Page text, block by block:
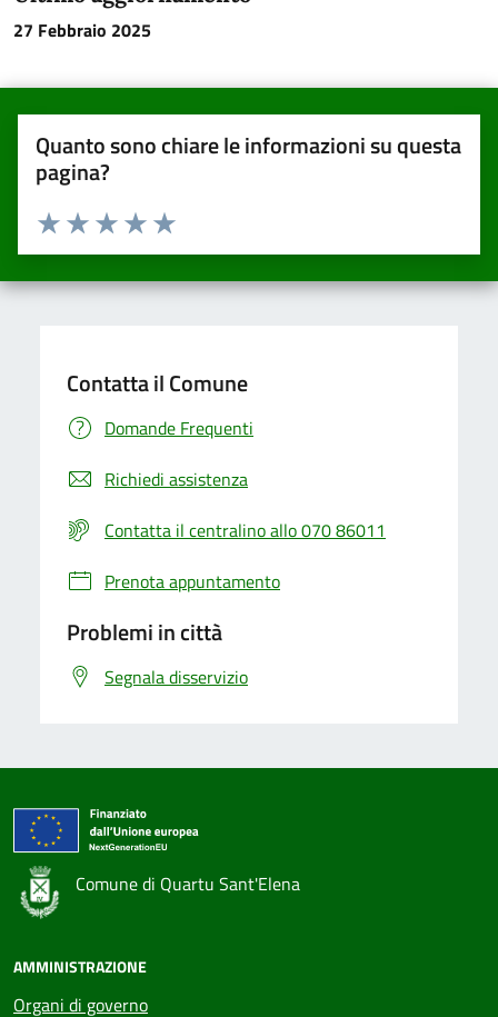
27 Febbraio 2025
Quanto sono chiare le informazioni su questa
pagina?
Valuta da 1 a 5 stelle la pagina
Valuta 5 stelle su 5
Valuta 4 stelle su 5
Valuta 3 stelle su 5
Valuta 2 stelle su 5
Valuta una stella su 5
Contatta il Comune
Domande Frequenti
Richiedi assistenza
Contatta il centralino allo 070 86011
Prenota appuntamento
Problemi in città
Segnala disservizio
Comune di Quartu Sant'Elena
AMMINISTRAZIONE
Organi di governo